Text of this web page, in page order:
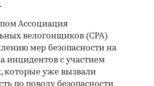
Ассоциация
велогонщиков (CPA)
мер безопасности на
инцидентов с участием
которые уже вызвали